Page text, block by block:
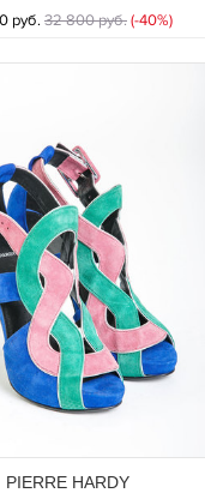
руб.32 800 руб.(-40%)
PIERRE HARDY